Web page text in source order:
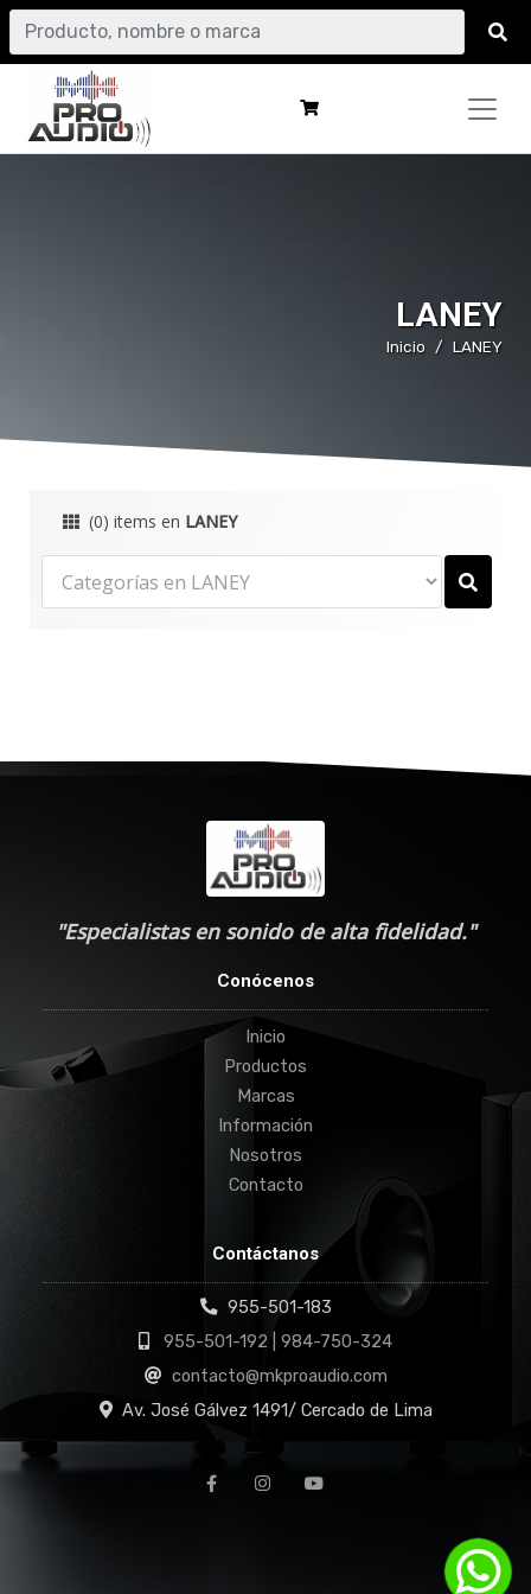
LANEY
Inicio LANEY
(0) items en LANEY
"Especialistas en sonido de alta fidelidad."
Conócenos
Inicio
Productos
Marcas
Información
Nosotros
Contacto
Contáctanos
955-501-183
955-501-192 | 984-750-324
contacto@mkproaudio.com
Av. José Gálvez 1491/ Cercado de Lima